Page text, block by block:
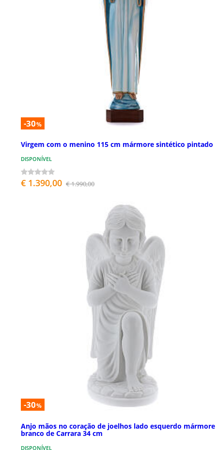
-30%
Virgem com o menino 115 cm mármore sintético pintado
DISPONÍVEL
€ 1.390,00 € 1.990,00
-30%
Anjo mãos no coração de joelhos lado esquerdo mármore
branco de Carrara 34 cm
DISPONÍVEL